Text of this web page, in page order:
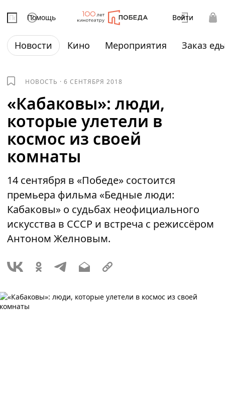
Помощь Войти
Новости Кино Мероприятия Заказ
НОВОСТЬ ·6 СЕНТЯБРЯ 2018
«Кабаковы»: люди,
которые улетели в
космос из своей
комнаты
14 сентября в «Победе» состоится
премьера фильма «Бедные люди:
Кабаковы» о судьбах неофициального
искусства в СССР и встреча с режиссёром
Антоном Желновым.